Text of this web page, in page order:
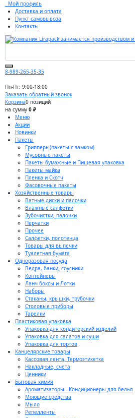
Мой профиль
Доставка и оплата
Пункт самовывоза
Контакты
8-989-265-35-35
Пн-Пт: 9:00-18:00
Заказать обратный звонок
Корзина0 позиций
на сумму 0 ₽
Меню
Акции
Новинки
Пакеты
Грипперы(пакеты с замком)
Мусорные пакеты
Пакеты бумажные и Пищевая упаковка
Пакеты майка
Пленка и Скотч
Фасовочные пакеты
Хозяйственные товары
Ватные диски и палочки
Влажные салфетки
Зубочистки, палочки
Перчатки
Прочее
Салфетки, полотенца
Товары для выпечки
Туалетная бумага
Одноразовая посуда
Ведра, банки, соусники
Контейнеры
Ланч боксы и Лотки
Наборы
Стаканы, крышки, трубочки
Столовые приборы
Тарелки
Пластиковая упаковка
Упаковка для кондитерский изделий
Упаковка для салатов и суши
Упаковка для тортов
Канцелярские товары
Кассовая лента, Термоэтикетка
Накладные, счета
Ценники
Бытовая химия
Ароматизаторы - Кондиционеры для белья
Моющие средства
Мыло
Репелленты